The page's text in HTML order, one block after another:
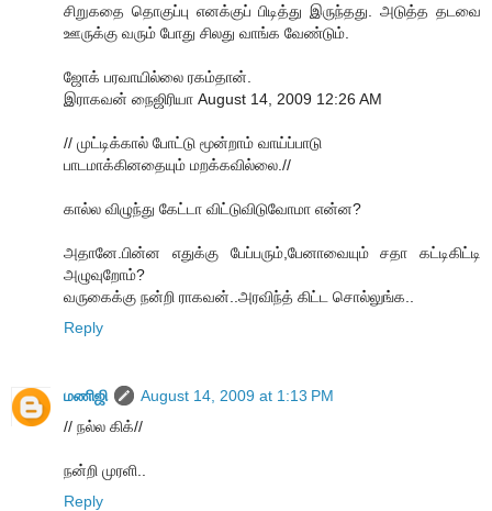
சிறுகதை தொகுப்பு எனக்குப் பிடித்து இருந்தது. அடுத்த தடவை
ஊருக்கு வரும் போது சிலது வாங்க வேண்டும்.
ஜோக் பரவாயில்லை ரகம்தான்.
இராகவன் நைஜிரியா August 14, 2009 12:26 AM
// முட்டிக்கால் போட்டு மூன்றாம் வாய்ப்பாடு
பாடமாக்கினதையும் மறக்கவில்லை.//
கால்ல விழுந்து கேட்டா விட்டுவிடுவோமா என்ன?
அதானே.பின்ன எதுக்கு பேப்பரும்,பேனாவையும் சதா கட்டிகிட்டி
அழுவுறோம்?
வருகைக்கு நன்றி ராகவன்..அரவிந்த் கிட்ட சொல்லுங்க..
Reply
மணிஜி
August 14, 2009 at 1:13 PM
// நல்ல கிக்//
நன்றி முரளி..
Reply